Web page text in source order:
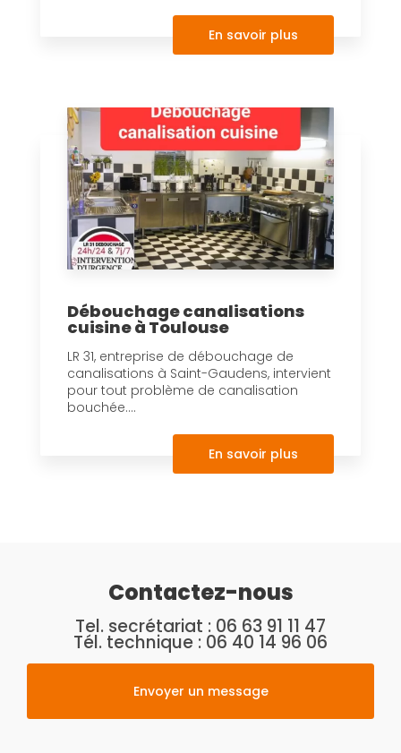
En savoir plus
Débouchage canalisations
cuisine à Toulouse
LR 31, entreprise de débouchage de
canalisations à Saint-Gaudens, intervient
pour tout problème de canalisation
bouchée....
En savoir plus
Contactez-nous
Tel. secrétariat : 06 63 91 11 47
Tél. technique : 06 40 14 96 06
Envoyer un message